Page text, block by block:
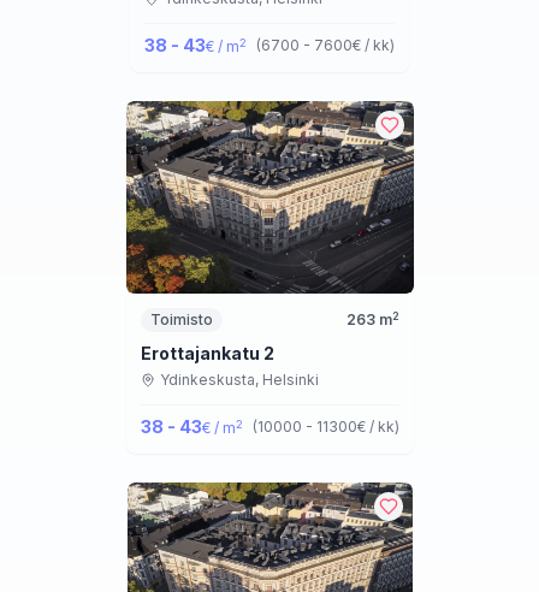
38 - 43€ / m2 (6700 - 7600€ / kk)
Toimisto 263m2
Erottajankatu 2
Ydinkeskusta, Helsinki
38 - 43€ / m2 (10000 - 11300€ / kk)